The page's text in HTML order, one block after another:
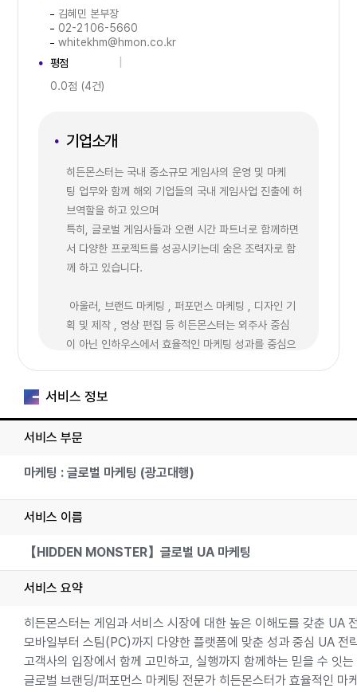
김혜민 본부장
02-2106-5660
whitekhm@hmon.co.kr
평점
0.0점 (4건)
기업소개
히든몬스터는 국내 중소규모 게임사의 운영 및 마케
팅 업무와 함께 해외 기업들의 국내 게임사업 진출에 허
브역할을 하고 있으며
특히, 글로벌 게임사들과 오랜 시간 파트너로 함께하면
서 다양한 프로젝트를 성공시키는데 숨은 조력자로 함
께 하고 있습니다.
아울러, 브랜드 마케팅 , 퍼포먼스 마케팅 , 디자인 기
획 및 제작 , 영상 편집 등 히든몬스터는 외주사 중심
이 아닌 인하우스에서 효율적인 마케팅 성과를 중심으
트로 긴 시간을 함께하며 다양한 경험과 성공적인 노하
우를 보유하고 있는 게임전문종합 대행사입니다.
을 지원하면서 파트너사의 니즈에 맞춰 충성유저 케
어 , 이탈유저 복귀유도 등
다양한 게임의 유저 성향을 수집/분석하는 리서치를 통
에 적합한 이슈잉 프로모션을 기획하고 수행하는 강점
을 보유하고 있습니다.
의 얼리억세스,출시,업데이트에 이르기까지 커뮤니
티 이벤트 및 프로모션 등을 함께 수행하며 스팀메인카
페(SMC) 제휴와 크리에이터(게임 체험단) 프로그램
을 운영하고 있습니다.
서비스 정보
서비스 부문
마케팅 : 글로벌 마케팅 (광고대행)
서비스 이름
【HIDDEN MONSTER】글로벌 UA 마케팅
서비스 요약
히든몬스터는 게임과 서비스 시장에 대한 높은 이해도를 갖춘 UA
모바일부터 스팀(PC)까지 다양한 플랫폼에 맞춘 성과 중심 UA 전
고객사의 입장에서 함께 고민하고, 실행까지 함께하는 믿을 수 잇
글로벌 브랜딩/퍼포먼스 마케팅 전문가 히든몬스터가 효율적인 마